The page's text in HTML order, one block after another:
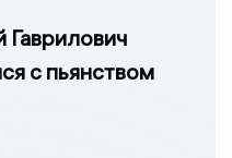
Гаврилович
с пьянством